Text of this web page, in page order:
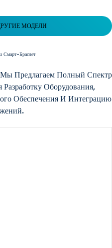
МОДЕЛИ
Браслет
Предлагаем Полный Спектр
Оборудования,
Обеспечения И Интеграцию